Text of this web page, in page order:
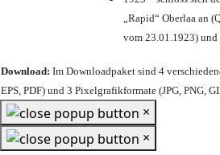
„Rapid“ Oberlaa an
vom 23.01.1923)
Download: Im Downloadpaket sind 4
EPS, PDF) und 3 Pixelgrafikformate (JPG, PNG,
×
×